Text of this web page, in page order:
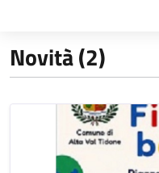
Novità (2)